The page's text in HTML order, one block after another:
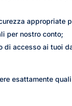
appropriate
per nostro conto;
di accesso ai tuoi
esattamente